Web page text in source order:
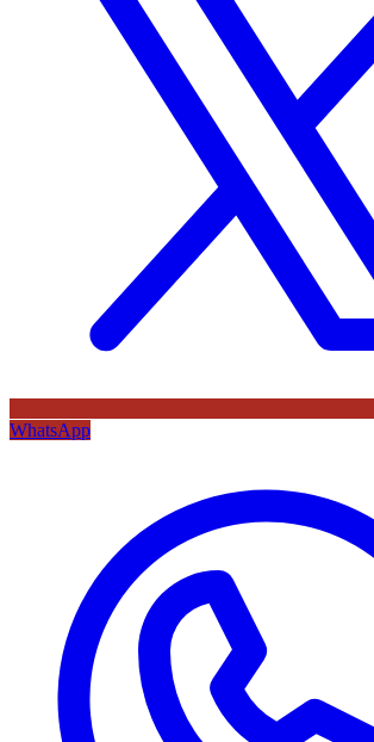
WhatsApp